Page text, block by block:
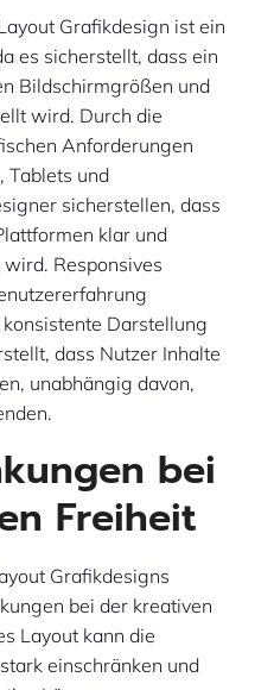
Grafikdesign ist ein
es sicherstellt, dass ein
Bildschirmgrößen und
wird. Durch die
Anforderungen
Tablets und
sicherstellen, dass
klar und
Responsives
Darstellung
dass Nutzer Inhalte
unabhängig davon,
bei
Freiheit
Grafikdesigns
bei der kreativen
Layout kann die
einschränken und